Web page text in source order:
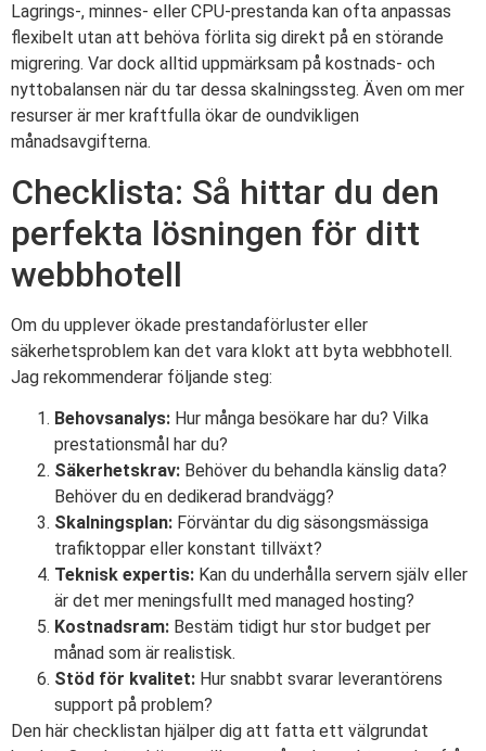
Lagrings-, minnes- eller CPU-prestanda kan ofta anpassas
flexibelt utan att behöva förlita sig direkt på en störande
migrering. Var dock alltid uppmärksam på kostnads- och
nyttobalansen när du tar dessa skalningssteg. Även om mer
resurser är mer kraftfulla ökar de oundvikligen
månadsavgifterna.
Checklista: Så hittar du den
perfekta lösningen för ditt
webbhotell
Om du upplever ökade prestandaförluster eller
säkerhetsproblem kan det vara klokt att byta webbhotell.
Jag rekommenderar följande steg:
Behovsanalys: Hur många besökare har du? Vilka
prestationsmål har du?
Säkerhetskrav: Behöver du behandla känslig data?
Behöver du en dedikerad brandvägg?
Skalningsplan: Förväntar du dig säsongsmässiga
trafiktoppar eller konstant tillväxt?
Teknisk expertis: Kan du underhålla servern själv eller
är det mer meningsfullt med managed hosting?
Kostnadsram: Bestäm tidigt hur stor budget per
månad som är realistisk.
Stöd för kvalitet: Hur snabbt svarar leverantörens
support på problem?
Den här checklistan hjälper dig att fatta ett välgrundat